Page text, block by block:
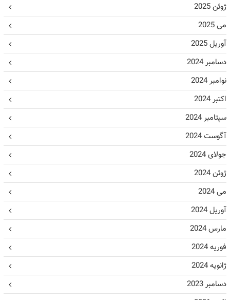
ژوئن 2025
می 2025
آوریل 2025
دسامبر 2024
نوامبر 2024
اکتبر 2024
سپتامبر 2024
آگوست 2024
جولای 2024
ژوئن 2024
می 2024
آوریل 2024
مارس 2024
فوریه 2024
ژانویه 2024
دسامبر 2023